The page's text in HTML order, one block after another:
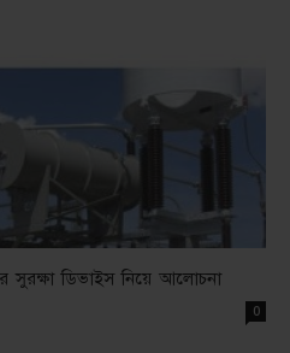
সুরক্ষা ডিভাইস নিয়ে আলোচনা
0